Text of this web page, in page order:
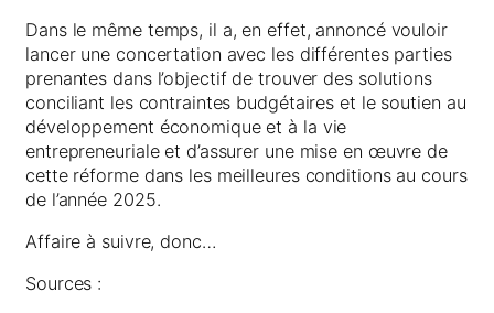
Dans le même temps, il a, en effet, annoncé vouloir
lancer une concertation avec les différentes parties
prenantes dans l’objectif de trouver des solutions
conciliant les contraintes budgétaires et le soutien au
développement économique et à la vie
entrepreneuriale et d’assurer une mise en œuvre de
cette réforme dans les meilleures conditions au cours
de l’année 2025.
Affaire à suivre, donc…
Sources :